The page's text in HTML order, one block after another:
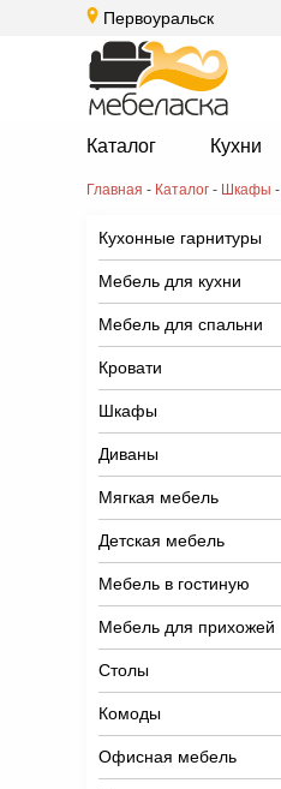
Первоуральск
Каталог Кухни
Главная - Каталог - Шкафы -
Кухонные гарнитуры
Мебель для кухни
Мебель для спальни
Кровати
Шкафы
Диваны
Мягкая мебель
Детская мебель
Мебель в гостиную
Мебель для прихожей
Столы
Комоды
Офисная мебель